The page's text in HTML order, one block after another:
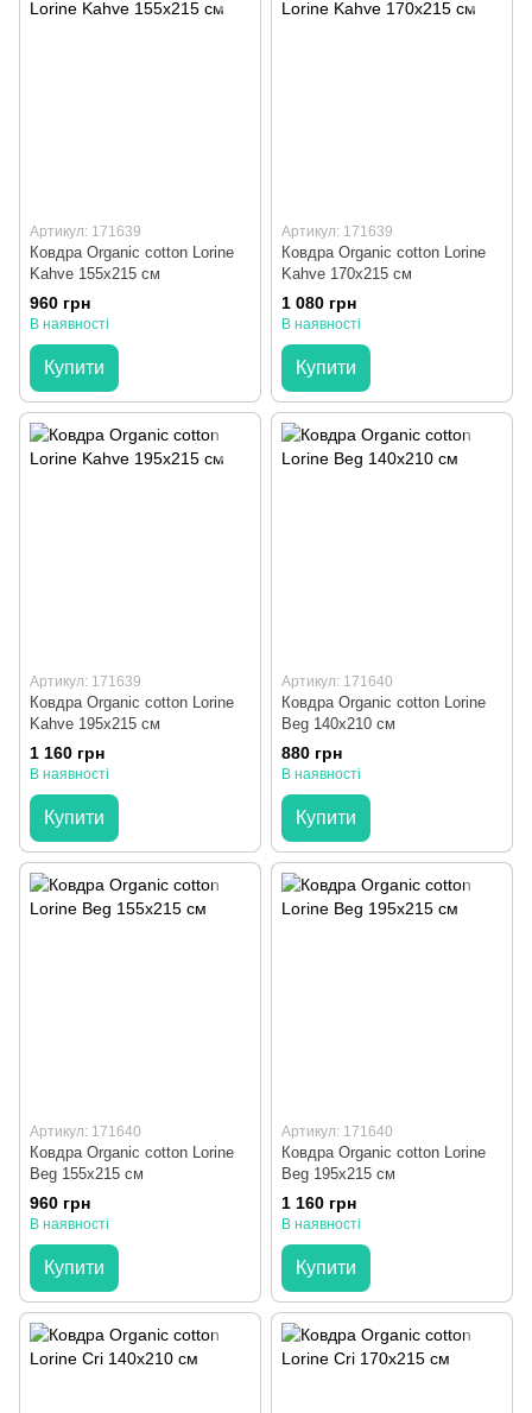
Артикул: 171639
Ковдра Organic cotton Lorine
Kahve 155x215 см
960 грн
В наявності
Купити
Артикул: 171639
Ковдра Organic cotton Lorine
Kahve 170x215 см
1 080 грн
В наявності
Купити
Артикул: 171639
Ковдра Organic cotton Lorine
Kahve 195x215 см
1 160 грн
В наявності
Купити
Артикул: 171640
Ковдра Organic cotton Lorine
Beg 140x210 см
880 грн
В наявності
Купити
Артикул: 171640
Ковдра Organic cotton Lorine
Beg 155x215 см
960 грн
В наявності
Купити
Артикул: 171640
Ковдра Organic cotton Lorine
Beg 195x215 см
1 160 грн
В наявності
Купити